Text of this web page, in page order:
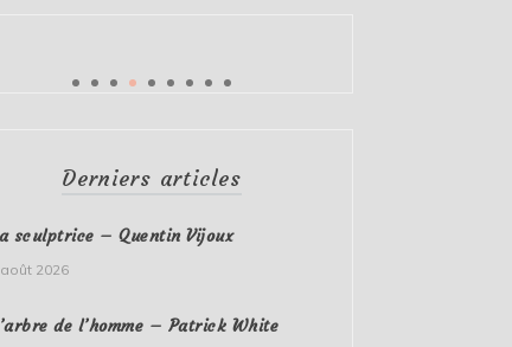
Derniers articles
sculptrice – Quentin Vijoux
2026
de l’homme – Patrick White